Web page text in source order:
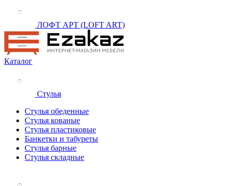
ЛОФТ АРТ (LOFT ART)
Каталог
Стулья
Стулья обеденные
Стулья кованые
Стулья пластиковые
Банкетки и табуреты
Стулья барные
Стулья складные